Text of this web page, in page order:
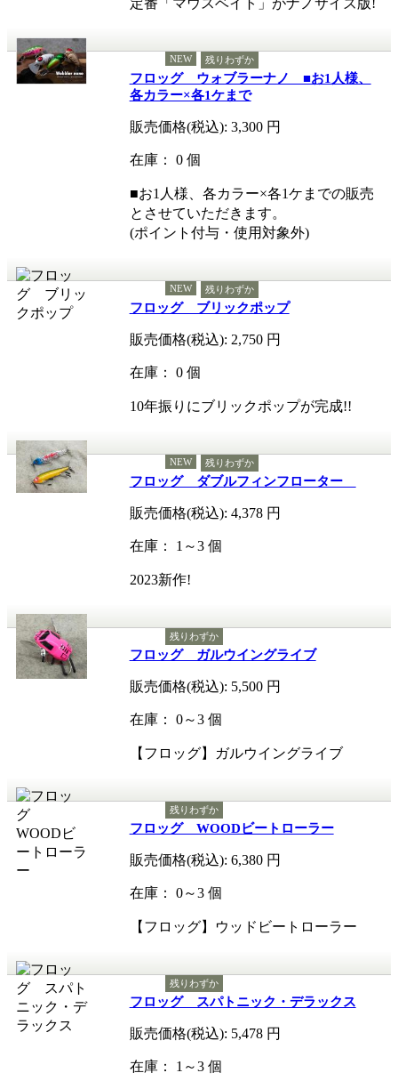
NEW 残りわずか
フロッグ ウォブラーナノ ■お1人様、
各カラー×各1ケまで
販売価格(税込): 3,300 円
在庫： 0 個
■お1人様、各カラー×各1ケまでの販売
とさせていただきます。
(ポイント付与・使用対象外)
NEW 残りわずか
フロッグ ブリックポップ
販売価格(税込): 2,750 円
在庫： 0 個
10年振りにブリックポップが完成!!
NEW 残りわずか
フロッグ ダブルフィンフローター
販売価格(税込): 4,378 円
在庫： 1～3 個
2023新作!
残りわずか
フロッグ ガルウイングライブ
販売価格(税込): 5,500 円
在庫： 0～3 個
【フロッグ】ガルウイングライブ
残りわずか
フロッグ WOODビートローラー
販売価格(税込): 6,380 円
在庫： 0～3 個
【フロッグ】ウッドビートローラー
残りわずか
フロッグ スパトニック・デラックス
販売価格(税込): 5,478 円
在庫： 1～3 個